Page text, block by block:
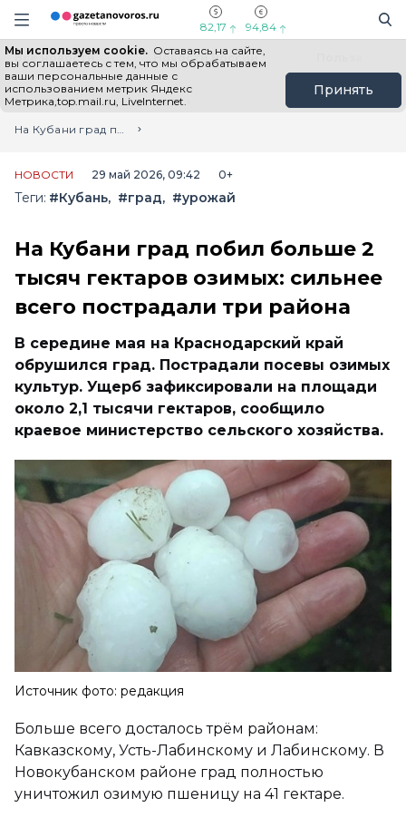
Информационный портал "ГазетаНоворос.ру"
Навигация сайта
82,17 94,84
Мы используем cookie. Оставаясь на сайте,
вы соглашаетесь с тем, что мы обрабатываем
ваши персональные данные с
использованием метрик Яндекс
Метрика,top.mail.ru, LiveInternet.
Принять
Все новости Новости России
Главная
Лента новостей
На Кубани град побил больше 2 тысяч гектаров озимых: сильнее всего пострадали три района
НОВОСТИ 29 май 2026, 09:42 0+
Теги: #Кубань #град #урожай
На Кубани град побил больше 2
тысяч гектаров озимых: сильнее
всего пострадали три района
В середине мая на Краснодарский край
обрушился град. Пострадали посевы озимых
культур. Ущерб зафиксировали на площади
около 2,1 тысячи гектаров, сообщило
краевое министерство сельского хозяйства.
Источник фото: редакция
Больше всего досталось трём районам:
Кавказскому, Усть-Лабинскому и Лабинскому. В
Новокубанском районе град полностью
уничтожил озимую пшеницу на 41 гектаре.